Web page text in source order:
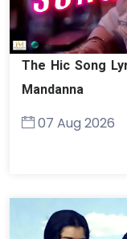
The Hic Song
Mandanna
07 Aug 2026